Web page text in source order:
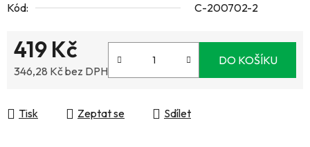
Kód:
C-200702-2
419 Kč
346,28 Kč bez DPH
DO KOŠÍKU
Tisk Zeptat se Sdílet